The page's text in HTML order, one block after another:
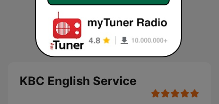
KBC English Service